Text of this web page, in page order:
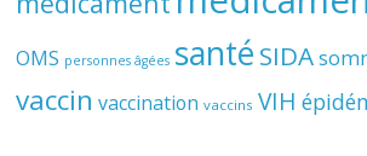
OMS personnes âgées santé SIDA
vaccin vaccination vaccins VIH